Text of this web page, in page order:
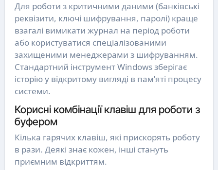
Для роботи з критичними даними (банківські
реквізити, ключі шифрування, паролі) краще
взагалі вимикати журнал на період роботи
або користуватися спеціалізованими
захищеними менеджерами з шифруванням.
Стандартний інструмент Windows зберігає
історію у відкритому вигляді в пам’яті процесу
системи.
Корисні комбінації клавіш для роботи з
буфером
Кілька гарячих клавіш, які прискорять роботу
в рази. Деякі знає кожен, інші стануть
приємним відкриттям.